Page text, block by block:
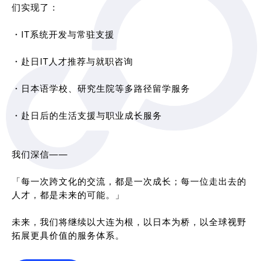
们实现了：
・IT系统开发与常驻支援
・赴日IT人才推荐与就职咨询
・日本语学校、研究生院等多路径留学服务
・赴日后的生活支援与职业成长服务
我们深信——
「每一次跨文化的交流，都是一次成长；每一位走出去的
人才，都是未来的可能。」
未来，我们将继续以大连为根，以日本为桥，以全球视野
拓展更具价值的服务体系。